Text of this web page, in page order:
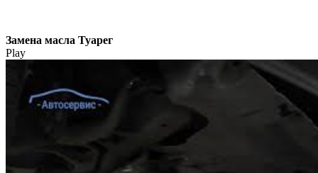
Замена масла Туарег
Play